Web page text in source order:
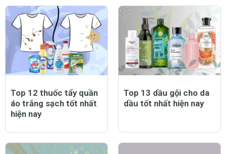
Top 12 thuốc tẩy quần
áo trắng sạch tốt nhất
hiện nay
Top 13 dầu gội cho da
dầu tốt nhất hiện nay